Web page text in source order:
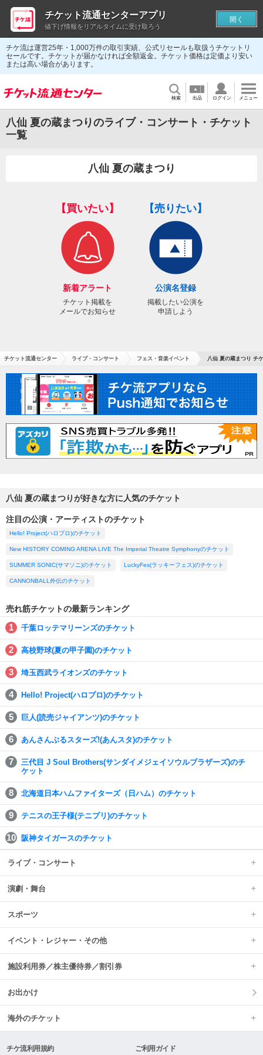
チケ流は運営25年・1,000万件の取引実績、公式リセールも取扱うチケットリ
セールです。チケットが届かなければ全額返金。チケット価格は定価より安い
または高い場合があります。
検索 出品 ログイン メニュー
八仙 夏の蔵まつりのライブ・コンサート・チケット
一覧
八仙 夏の蔵まつり
【買いたい】
新着アラート
チケット掲載を
メールでお知らせ
【売りたい】
公演名登録
掲載したい公演を
申請しよう
チケット流通センター ライブ・コンサート フェス・音楽イベント 八仙 夏の蔵まつり チ
八仙 夏の蔵まつりが好きな方に人気のチケット
注目の公演・アーティストのチケット
Hello! Project(ハロプロ)のチケット
New HISTORY COMING ARENA LIVE The Imperial Theatre Symphonyのチケット
SUMMER SONIC(サマソニ)のチケット LuckyFes(ラッキーフェス)のチケット
CANNONBALL外伝のチケット
売れ筋チケットの最新ランキング
千葉ロッテマリーンズのチケット
高校野球(夏の甲子園)のチケット
埼玉西武ライオンズのチケット
Hello! Project(ハロプロ)のチケット
巨人(読売ジャイアンツ)のチケット
あんさんぶるスターズ!(あんスタ)のチケット
三代目 J Soul Brothers(サンダイメジェイソウルブラザーズ)のチ
ケット
北海道日本ハムファイターズ（日ハム）のチケット
テニスの王子様(テニプリ)のチケット
阪神タイガースのチケット
ライブ・コンサート
演劇・舞台
スポーツ
イベント・レジャー・その他
施設利用券／株主優待券／割引券
お出かけ
海外のチケット
チケ流利用規約 ご利用ガイド
チケット流通センターアプリ
値下げ情報をリアルタイムに受け取ろう
開く